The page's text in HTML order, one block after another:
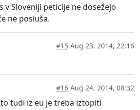
v Sloveniji peticije ne dosežejo
ne posluša.
#15 Aug 23, 2014, 22:16
#16 Aug 24, 2014, 08:32
tudi iz eu je treba iztopiti